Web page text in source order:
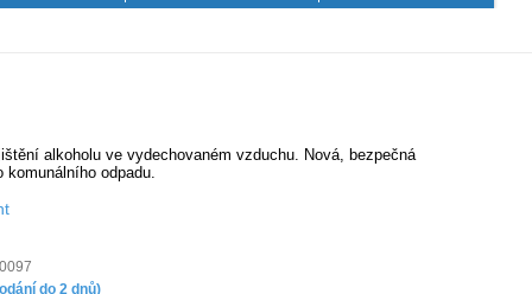
alkoholu ve vydechovaném vzduchu. Nová, bezpečná
odpadu.
do 2 dnů)